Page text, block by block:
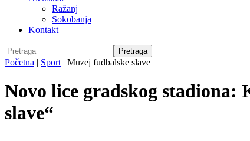
Ražanj
Sokobanja
Kontakt
Početna | Sport | Muzej fudbalske slave
Novo lice gradskog
slave“